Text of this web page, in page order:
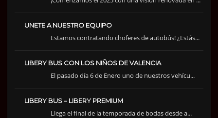
UNETE A NUESTRO EQUIPO
Estamos contratando choferes de autobús! ¿Estás...
LIBERY BUS CON LOS NIÑOS DE VALENCIA
El pasado día 6 de Enero uno de nuestros vehícu...
LIBERY BUS – LIBERY PREMIUM
Llega el final de la temporada de bodas desde a...